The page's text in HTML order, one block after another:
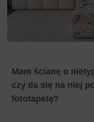
Mam ścianę o
czy da się na niej
fototapetę?